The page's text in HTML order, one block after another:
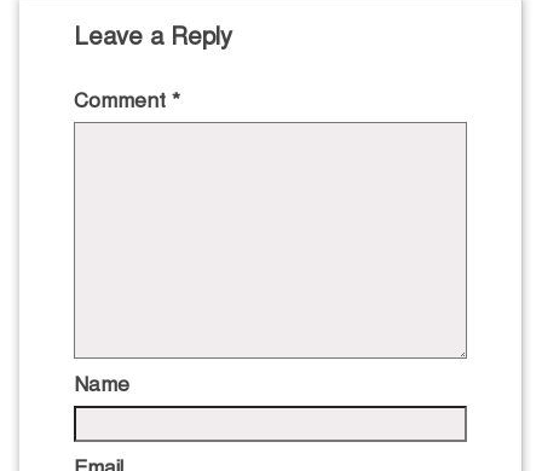
Leave a Reply
Comment *
Name